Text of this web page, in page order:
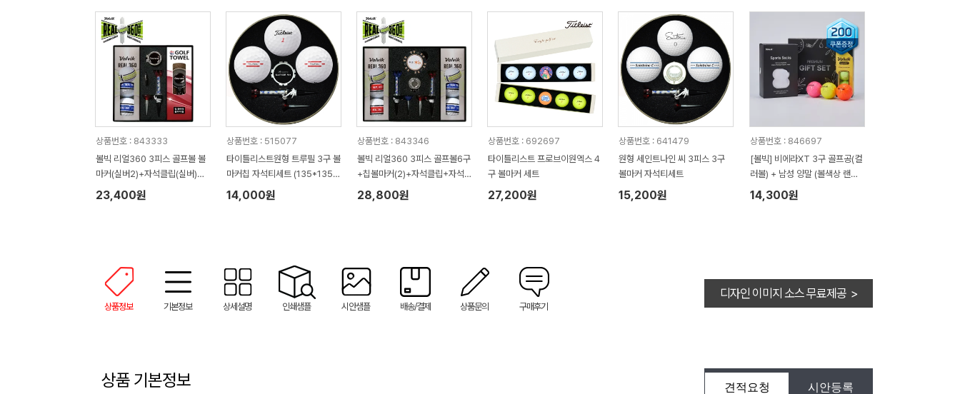
상품번호 : 843333
볼빅 리얼360 3피스 골프볼 볼
마커(실버2)+자석클립(실버)
+자석티(2)+골프타월 세트
23,400원
상품번호 : 515077
타이틀리스트원형 트루필 3구 볼
마커칩 자석티세트 (135*135*
45mm)
14,000원
상품번호 : 843346
볼빅 리얼360 3피스 골프볼6구
+칩볼마커(2)+자석클립+자석
티(2) 세트
28,800원
상품번호 : 692697
타이틀리스트 프로브이원엑스 4
구 볼마커 세트
27,200원
상품번호 : 641479
원형 세인트나인 씨 3피스 3구
볼마커 자석티세트
15,200원
상품번호 : 846697
[볼빅] 비에라XT 3구 골프공(컬
러볼) + 남성 양말 (볼색상 랜덤,
쇼핑백포함)
14,300원
상품정보 기본정보 상세설명 인쇄샘플 시안샘플 배송/결제 상품문의 구매후기
디자인 이미지 소스 무료제공 >
견적요청 시안등록
상품 기본정보